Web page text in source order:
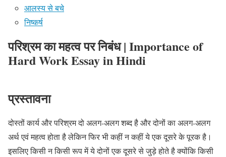
आलस्य से बचे
निष्कर्ष
परिश्रम का महत्व पर निबंध | Importance of
Hard Work Essay in Hindi
प्रस्तावना
दोस्तों कार्य और परिश्रम दो अलग-अलग शब्द है और दोनों का अलग-अलग
अर्थ एवं महत्व होता है लेकिन फिर भी कहीं न कहीं ये एक दूसरे के पूरक है।
इसलिए किसी न किसी रूप में ये दोनों एक दूसरे से जुड़े होते है क्योंकि किसी